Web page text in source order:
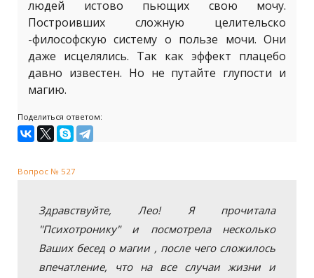
людей истово пьющих свою мочу.
Построивших сложную целительско
-философскую систему о пользе мочи. Они
даже исцелялись. Так как эффект плацебо
давно известен. Но не путайте глупости и
магию.
Поделиться ответом:
Вопрос № 527
Здравствуйте, Лео! Я прочитала
"Психотронику" и посмотрела несколько
Ваших бесед о магии , после чего сложилось
впечатление, что на все случаи жизни и